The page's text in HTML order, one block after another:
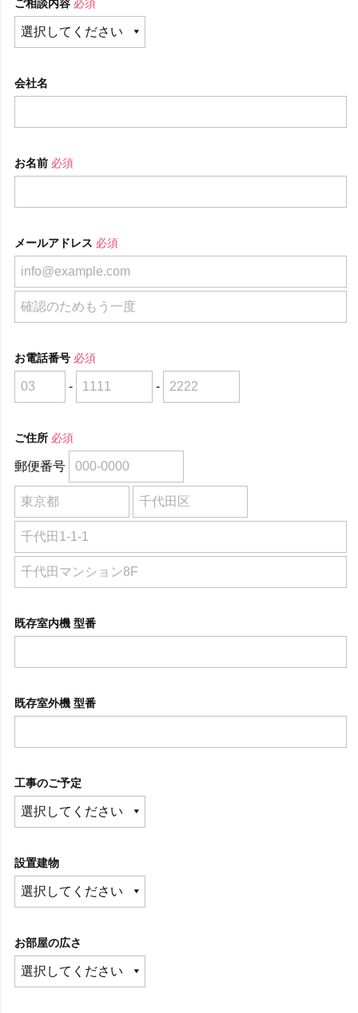
ご相談内容 必須
会社名
お名前 必須
メールアドレス 必須
お電話番号 必須
- -
ご住所 必須
郵便番号
既存室内機 型番
既存室外機 型番
工事のご予定
設置建物
お部屋の広さ